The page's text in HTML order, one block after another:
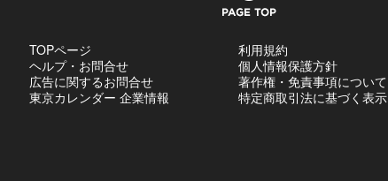
TOPページ
ヘルプ・お問合せ
広告に関するお問合せ
東京カレンダー 企業情報
利用規約
個人情報保護方針
著作権・免責事項について
特定商取引法に基づく表示